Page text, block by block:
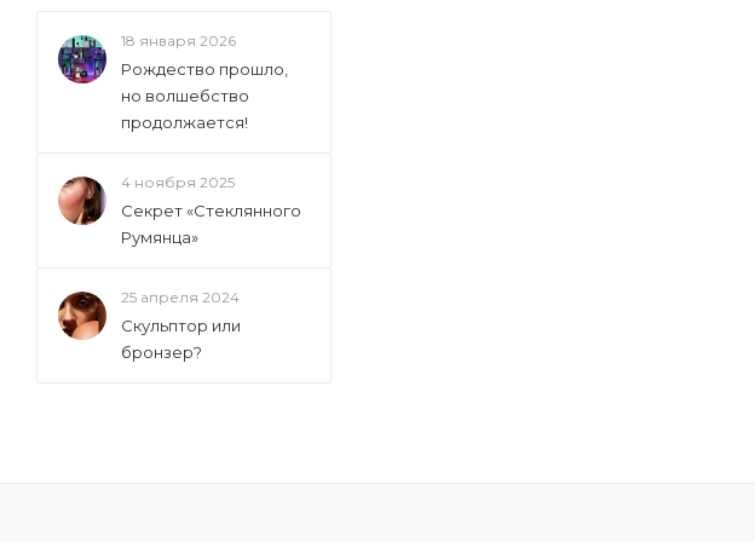
18 января 2026
Рождество прошло,
но волшебство
продолжается!
4 ноября 2025
Секрет «Стеклянного
Румянца»
25 апреля 2024
Скульптор или
бронзер?